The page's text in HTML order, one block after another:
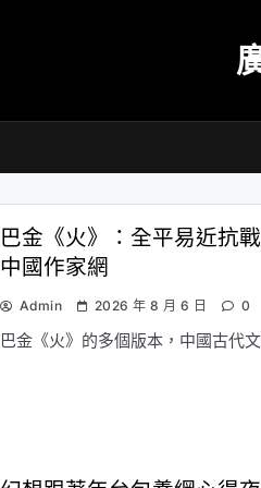
巴金《火》：全平易近抗
中國作家網
Admin 2026 年 8 月 6 日 0
巴金《火》的多個版本，中國古代